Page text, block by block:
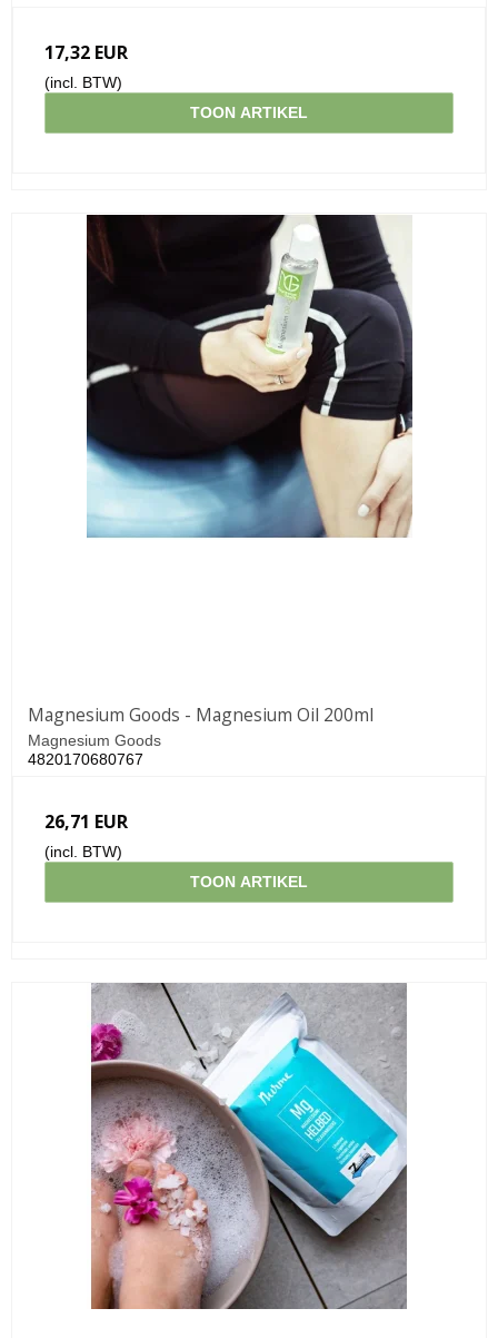
17,32 EUR
(incl. BTW)
TOON ARTIKEL
Magnesium Goods - Magnesium Oil 200ml
Magnesium Goods
4820170680767
26,71 EUR
(incl. BTW)
TOON ARTIKEL